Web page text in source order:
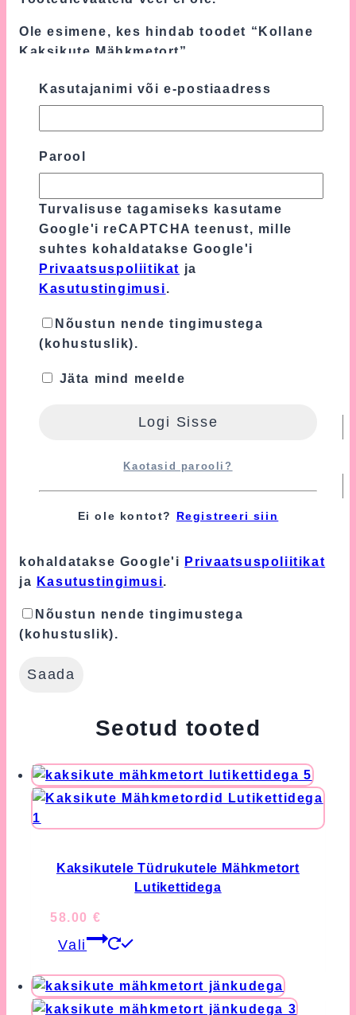
Ole esimene, kes hindab toodet “Kollane
Kaksikute Mähkmetort”
Sinu e-postiaadressi ei avaldata. Nõutavad
väljad on tähistatud*-ga
Turvalisuse tagamiseks kasutame Google'i
kohaldatakse Google'i Privaatsuspoliitikat
ja Kasutustingimusi.
Nõustun nende tingimustega
(kohustuslik).
Seotud tooted
Kaksikutele Tüdrukutele Mähkmetort
Lutikettidega
58.00 €
Vali
has
multiple
Kasutajanimi või e-postiaadress
Parool
Turvalisuse tagamiseks kasutame
Google'i reCAPTCHA teenust, mille
suhtes kohaldatakse Google'i
Privaatsuspoliitikat ja
Kasutustingimusi.
Nõustun nende tingimustega
(kohustuslik).
Jäta mind meelde
Kaotasid parooli?
Ei ole kontot? Registreeri siin